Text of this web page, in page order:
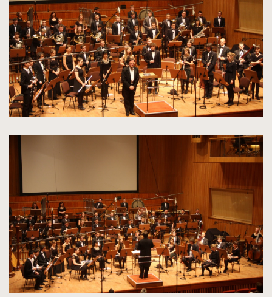
rozmiarów
oryginalnych
spowoduje
zdjęcia
rozmiarów
oryginalnych